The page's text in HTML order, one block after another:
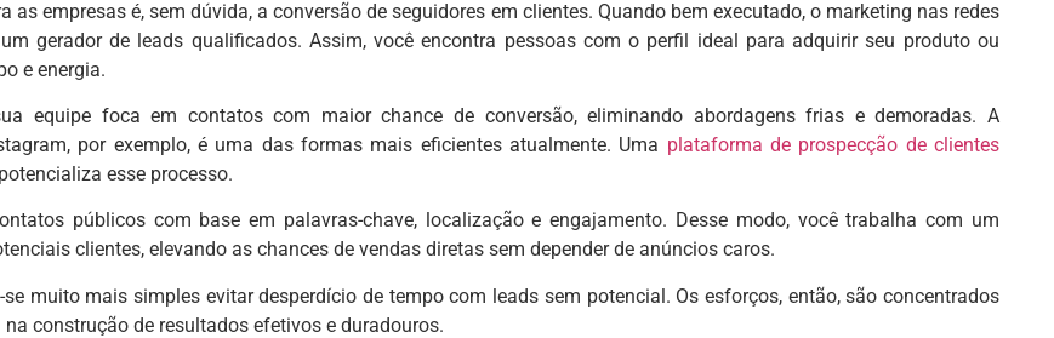
as empresas é, sem dúvida, a conversão de seguidores em clientes. Quando bem executado, o marketing nas redes
gerador de leads qualificados. Assim, você encontra pessoas com o perfil ideal para adquirir seu produto ou
e energia.
equipe foca em contatos com maior chance de conversão, eliminando abordagens frias e demoradas. A
por exemplo, é uma das formas mais eficientes atualmente. Uma plataforma de prospecção de clientes
esse processo.
públicos com base em palavras-chave, localização e engajamento. Desse modo, você trabalha com um
clientes, elevando as chances de vendas diretas sem depender de anúncios caros.
se muito mais simples evitar desperdício de tempo com leads sem potencial. Os esforços, então, são concentrados
construção de resultados efetivos e duradouros.